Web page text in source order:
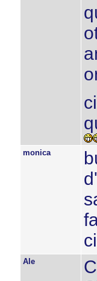
monica
Ale